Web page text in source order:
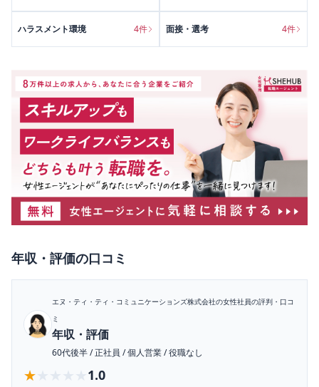
ハラスメント環境 4件 面接・選考 4件
年収・評価の口コミ
エヌ・ティ・ティ・コミュニケーションズ株式会社の女性社員の評判・口コ
ミ
年収・評価
60代後半/正社員 /個人営業/役職なし
★★★★★
★★★★★ 1.0